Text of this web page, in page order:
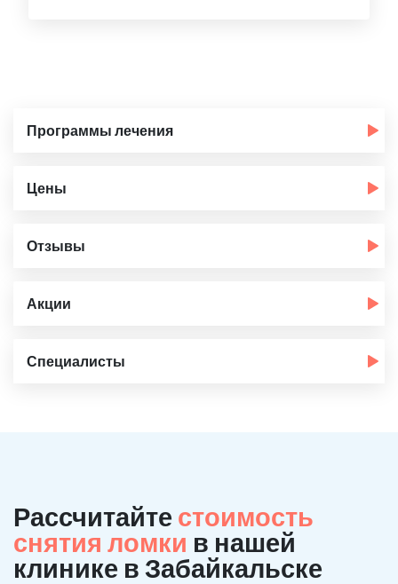
Программы лечения
Цены
Отзывы
Акции
Специалисты
Рассчитайте стоимость
снятия ломки в нашей
клинике в Забайкальске